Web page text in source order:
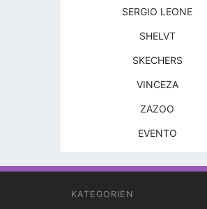
SERGIO LEONE
SHELVT
SKECHERS
VINCEZA
ZAZOO
EVENTO
KATEGORIEN